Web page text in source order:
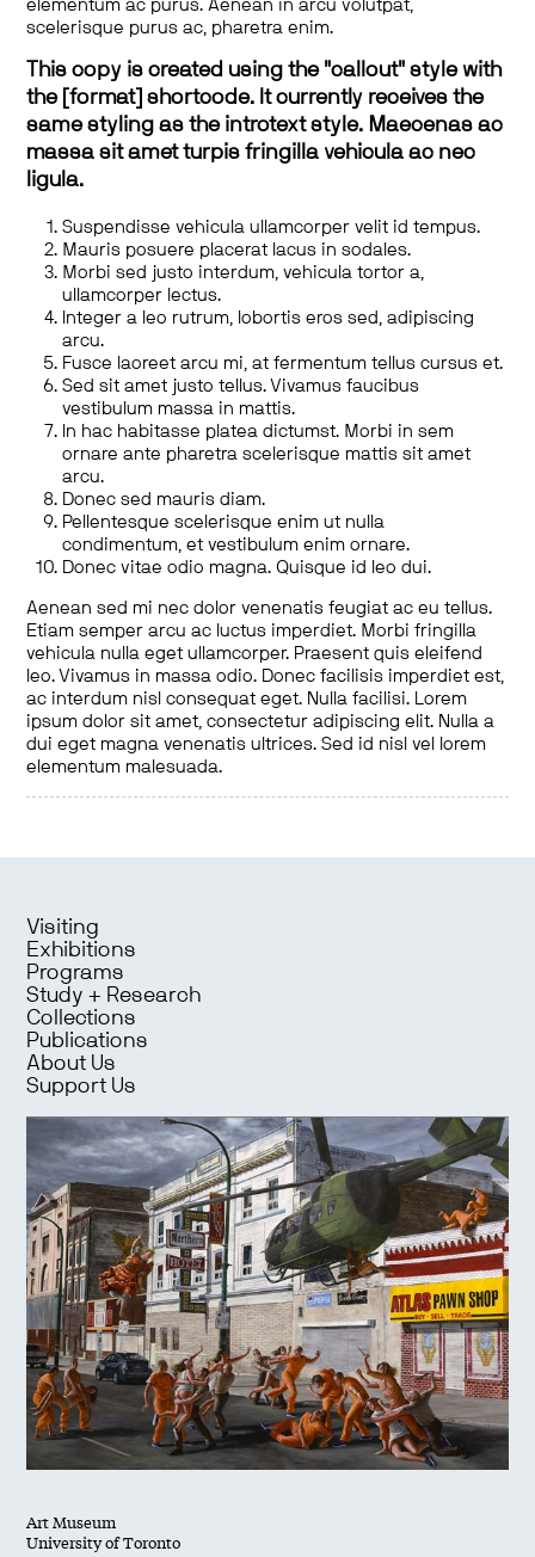
elementum ac purus. Aenean in arcu volutpat,
scelerisque purus ac, pharetra enim.
This copy is created using the "callout" style with
the [format] shortcode. It currently receives the
same styling as the introtext style. Maecenas ac
massa sit amet turpis fringilla vehicula ac nec
ligula.
Suspendisse vehicula ullamcorper velit id tempus.
Mauris posuere placerat lacus in sodales.
Morbi sed justo interdum, vehicula tortor a,
ullamcorper lectus.
Integer a leo rutrum, lobortis eros sed, adipiscing
arcu.
Fusce laoreet arcu mi, at fermentum tellus cursus et.
Sed sit amet justo tellus. Vivamus faucibus
vestibulum massa in mattis.
In hac habitasse platea dictumst. Morbi in sem
ornare ante pharetra scelerisque mattis sit amet
arcu.
Donec sed mauris diam.
Pellentesque scelerisque enim ut nulla
condimentum, et vestibulum enim ornare.
Donec vitae odio magna. Quisque id leo dui.
Aenean sed mi nec dolor venenatis feugiat ac eu tellus.
Etiam semper arcu ac luctus imperdiet. Morbi fringilla
vehicula nulla eget ullamcorper. Praesent quis eleifend
leo. Vivamus in massa odio. Donec facilisis imperdiet est,
ac interdum nisl consequat eget. Nulla facilisi. Lorem
ipsum dolor sit amet, consectetur adipiscing elit. Nulla a
dui eget magna venenatis ultrices. Sed id nisl vel lorem
elementum malesuada.
Visiting
Exhibitions
Programs
Study + Research
Collections
Publications
About Us
Support Us
Art Museum
University of Toronto